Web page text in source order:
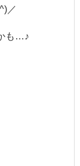
／
も…♪